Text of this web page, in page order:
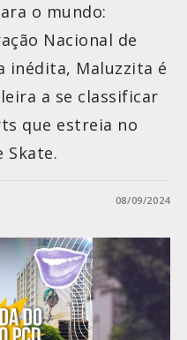
o mundo:
Nacional de
inédita, Maluzzita é
a se classificar
que estreia no
Skate.
08/09/2024